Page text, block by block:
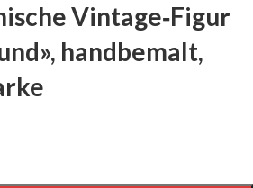
Vintage‑Figur
handbemalt,